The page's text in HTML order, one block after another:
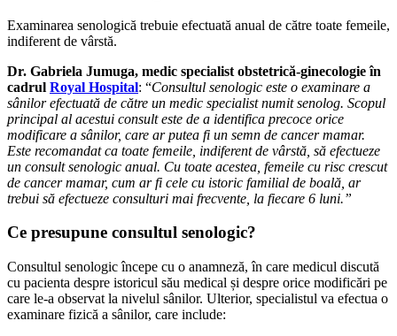
Examinarea senologică trebuie efectuată anual de către toate femeile,
indiferent de vârstă.
Dr. Gabriela Jumuga, medic specialist obstetrică-ginecologie în
cadrul Royal Hospital: “Consultul senologic este o examinare a
sânilor efectuată de către un medic specialist numit senolog. Scopul
principal al acestui consult este de a identifica precoce orice
modificare a sânilor, care ar putea fi un semn de cancer mamar.
Este recomandat ca toate femeile, indiferent de vârstă, să efectueze
un consult senologic anual. Cu toate acestea, femeile cu risc crescut
de cancer mamar, cum ar fi cele cu istoric familial de boală, ar
trebui să efectueze consulturi mai frecvente, la fiecare 6 luni.”
Ce presupune consultul senologic?
Consultul senologic începe cu o anamneză, în care medicul discută
cu pacienta despre istoricul său medical și despre orice modificări pe
care le-a observat la nivelul sânilor. Ulterior, specialistul va efectua o
examinare fizică a sânilor, care include: